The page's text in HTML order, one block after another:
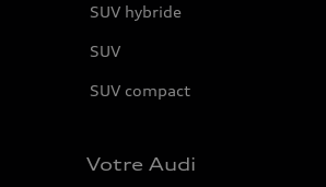
SUV hybride
SUV
SUV compact
Votre Audi